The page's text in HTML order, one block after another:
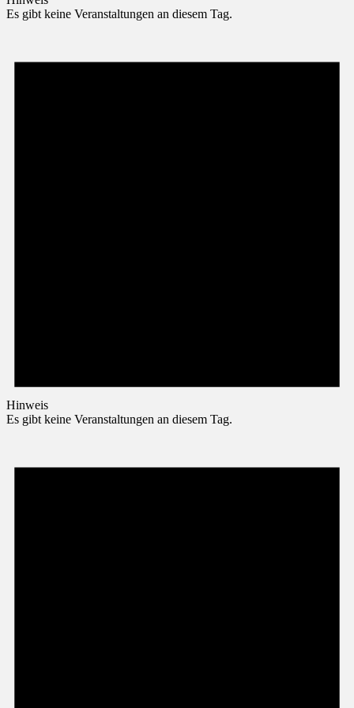
Es gibt keine Veranstaltungen an diesem Tag.
Hinweis
Es gibt keine Veranstaltungen an diesem Tag.